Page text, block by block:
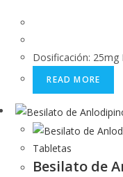
Dosificación: 25mg
READ MORE
Tabletas
Besilato de